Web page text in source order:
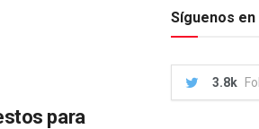
para
Síguenos en
3.8k